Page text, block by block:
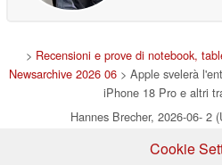
> Recensioni e prove di notebook,
Newsarchive 2026 06 > Apple svelerà
iPhone 18 Pro e altri
Hannes Brecher, 2026-06- 2
Cookie